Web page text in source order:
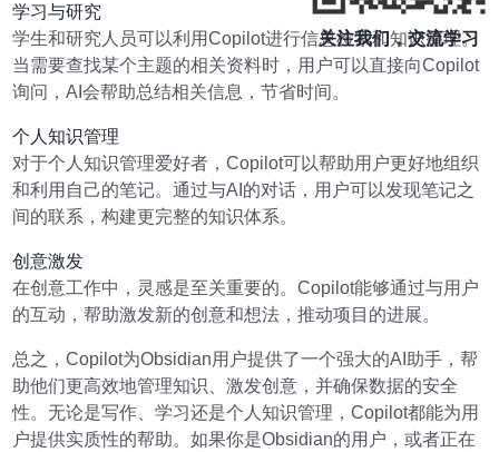
学习与研究
学生和研究人员可以利用Copilot进行信息检索和知识整理。
当需要查找某个主题的相关资料时，用户可以直接向Copilot
询问，AI会帮助总结相关信息，节省时间。
个人知识管理
对于个人知识管理爱好者，Copilot可以帮助用户更好地组织
和利用自己的笔记。通过与AI的对话，用户可以发现笔记之
间的联系，构建更完整的知识体系。
创意激发
在创意工作中，灵感是至关重要的。Copilot能够通过与用户
的互动，帮助激发新的创意和想法，推动项目的进展。
总之，Copilot为Obsidian用户提供了一个强大的AI助手，帮
助他们更高效地管理知识、激发创意，并确保数据的安全
性。无论是写作、学习还是个人知识管理，Copilot都能为用
户提供实质性的帮助。如果你是Obsidian的用户，或者正在
关注我们，交流学习